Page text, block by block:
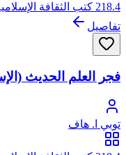
218.4 كتب الثقافة الإسلامية العامة
تفاصيل
فجر العلم الحديث
توبي ا. هاف